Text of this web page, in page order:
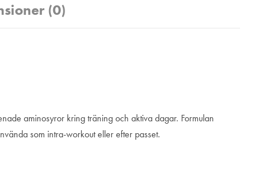
(0)
aminosyror kring träning och aktiva dagar. Formulan
som intra-workout eller efter passet.